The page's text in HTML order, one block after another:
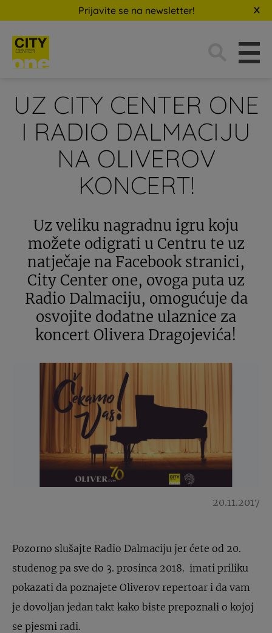
Prijavite se na newsletter!
UZ CITY CENTER ONE
I RADIO DALMACIJU
NA OLIVEROV
KONCERT!
Uz veliku nagradnu igru koju
možete odigrati u Centru te uz
natječaje na Facebook stranici,
City Center one, ovoga puta uz
Radio Dalmaciju, omogućuje da
osvojite dodatne ulaznice za
koncert Olivera Dragojevića!
20.11.2017
Pozorno slušajte Radio Dalmaciju jer ćete od 20.
studenog pa sve do 3. prosinca 2018. imati priliku
pokazati da poznajete Oliverov repertoar i da vam
je dovoljan jedan takt kako biste prepoznali o kojoj
se pjesmi radi.